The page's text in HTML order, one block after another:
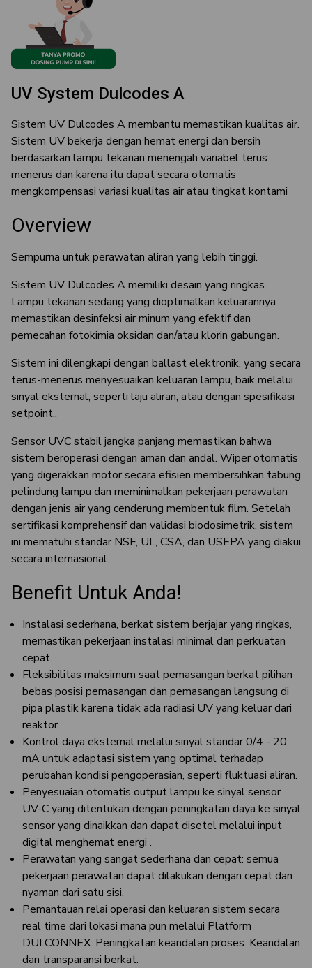
UV System Dulcodes A
Sistem UV Dulcodes A membantu memastikan kualitas air.
Sistem UV bekerja dengan hemat energi dan bersih
berdasarkan lampu tekanan menengah variabel terus
menerus dan karena itu dapat secara otomatis
mengkompensasi variasi kualitas air atau tingkat kontami
Overview
Sempurna untuk perawatan aliran yang lebih tinggi.
Sistem UV Dulcodes A memiliki desain yang ringkas.
Lampu tekanan sedang yang dioptimalkan keluarannya
memastikan desinfeksi air minum yang efektif dan
pemecahan fotokimia oksidan dan/atau klorin gabungan.
Sistem ini dilengkapi dengan ballast elektronik, yang secara
terus-menerus menyesuaikan keluaran lampu, baik melalui
sinyal eksternal, seperti laju aliran, atau dengan spesifikasi
setpoint..
Sensor UVC stabil jangka panjang memastikan bahwa
sistem beroperasi dengan aman dan andal. Wiper otomatis
yang digerakkan motor secara efisien membersihkan tabung
pelindung lampu dan meminimalkan pekerjaan perawatan
dengan jenis air yang cenderung membentuk film. Setelah
sertifikasi komprehensif dan validasi biodosimetrik, sistem
ini mematuhi standar NSF, UL, CSA, dan USEPA yang diakui
secara internasional.
Benefit Untuk Anda!
Instalasi sederhana, berkat sistem berjajar yang ringkas,
memastikan pekerjaan instalasi minimal dan perkuatan
cepat.
Fleksibilitas maksimum saat pemasangan berkat pilihan
bebas posisi pemasangan dan pemasangan langsung di
pipa plastik karena tidak ada radiasi UV yang keluar dari
reaktor.
Kontrol daya eksternal melalui sinyal standar 0/4 - 20
mA untuk adaptasi sistem yang optimal terhadap
perubahan kondisi pengoperasian, seperti fluktuasi aliran.
Penyesuaian otomatis output lampu ke sinyal sensor
UV-C yang ditentukan dengan peningkatan daya ke sinyal
sensor yang dinaikkan dan dapat disetel melalui input
digital menghemat energi .
Perawatan yang sangat sederhana dan cepat: semua
pekerjaan perawatan dapat dilakukan dengan cepat dan
nyaman dari satu sisi.
Pemantauan relai operasi dan keluaran sistem secara
real time dari lokasi mana pun melalui Platform
DULCONNEX: Peningkatan keandalan proses. Keandalan
dan transparansi berkat.